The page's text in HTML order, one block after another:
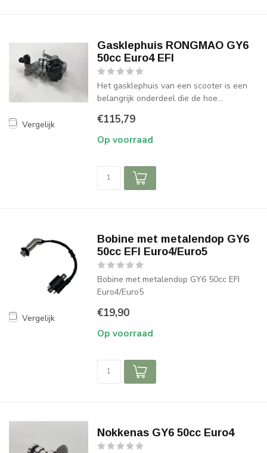
Vergelijk
Gasklephuis RONGMAO GY6
50cc Euro4 EFI
Het gasklephuis van een scooter is een
belangrijk onderdeel die de hoe...
€115,79
Op voorraad
Vergelijk
Bobine met metalendop GY6
50cc EFI Euro4/Euro5
Bobine met metalendop GY6 50cc EFI
Euro4/Euro5
€19,90
Op voorraad
Nokkenas GY6 50cc Euro4